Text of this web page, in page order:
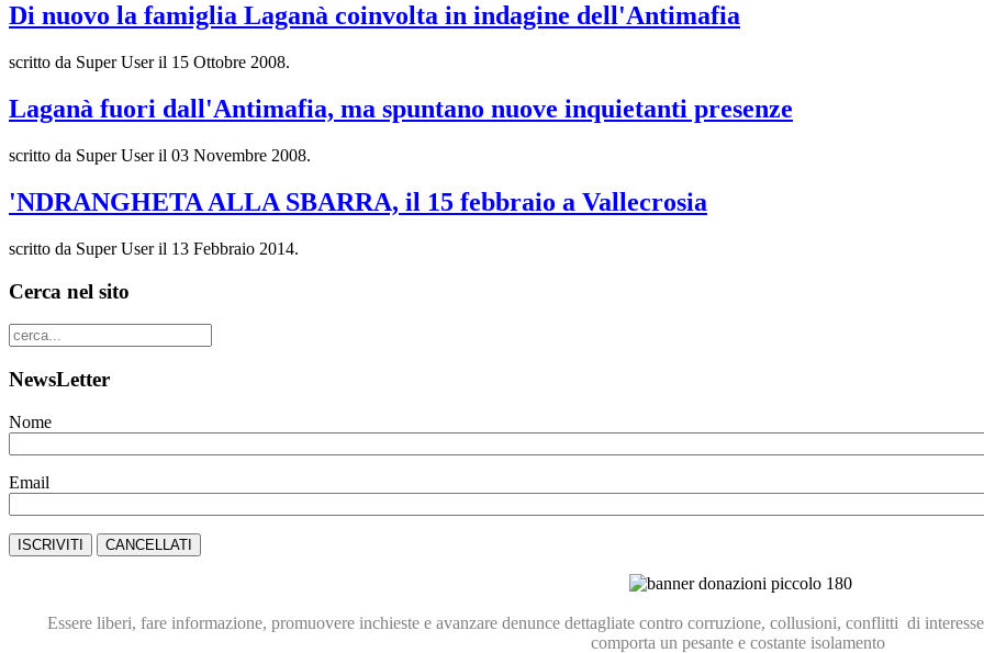
Di nuovo la famiglia Laganà coinvolta in indagine dell'Antimafia
scritto da Super User il 15 Ottobre 2008.
Laganà fuori dall'Antimafia, ma spuntano nuove inquietanti presenze
scritto da Super User il 03 Novembre 2008.
'NDRANGHETA ALLA SBARRA, il 15 febbraio a Vallecrosia
scritto da Super User il 13 Febbraio 2014.
Cerca nel sito
NewsLetter
Nome
Email
Essere liberi, fare informazione, promuovere inchieste e avanzare denunce dettagliate contro corruzione, collusioni, conflitti di
comporta un pesante e costante isolamento